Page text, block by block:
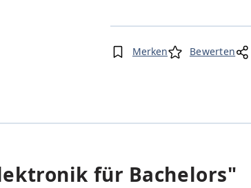
Merken Bewerten
für Bachelors"